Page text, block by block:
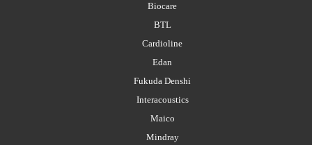
Biocare
BTL
Cardioline
Edan
Fukuda Denshi
Interacoustics
Maico
Mindray